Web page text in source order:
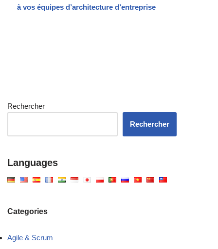
à vos équipes d’architecture d’entreprise
Rechercher
Rechercher
Languages
Categories
Agile & Scrum